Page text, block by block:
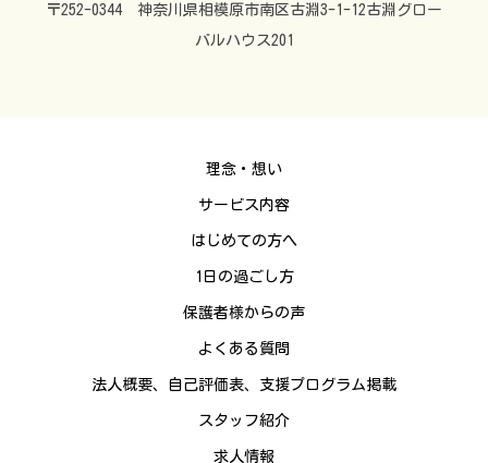
〒252-0344 神奈川県相模原市南区古淵3-1-12古淵グロー
バルハウス201
理念・想い
サービス内容
はじめての方へ
1日の過ごし方
保護者様からの声
よくある質問
法人概要、自己評価表、支援プログラム掲載
スタッフ紹介
求人情報